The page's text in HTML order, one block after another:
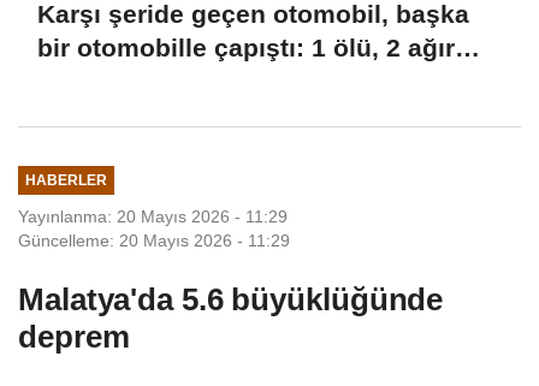
Karşı şeride geçen otomobil, başka
bir otomobille çapıştı: 1 ölü, 2 ağır
HABERLER
Yayınlanma: 20 Mayıs 2026 - 11:29
Güncelleme: 20 Mayıs 2026 - 11:29
Malatya'da 5.6 büyüklüğünde
deprem